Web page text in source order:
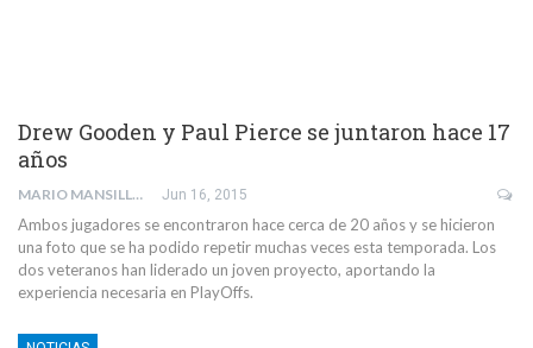
Drew Gooden y Paul Pierce se juntaron hace 17
años
MARIO MANSILLA Jun 16, 2015
Ambos jugadores se encontraron hace cerca de 20 años y se hicieron
una foto que se ha podido repetir muchas veces esta temporada. Los
dos veteranos han liderado un joven proyecto, aportando la
experiencia necesaria en PlayOffs.